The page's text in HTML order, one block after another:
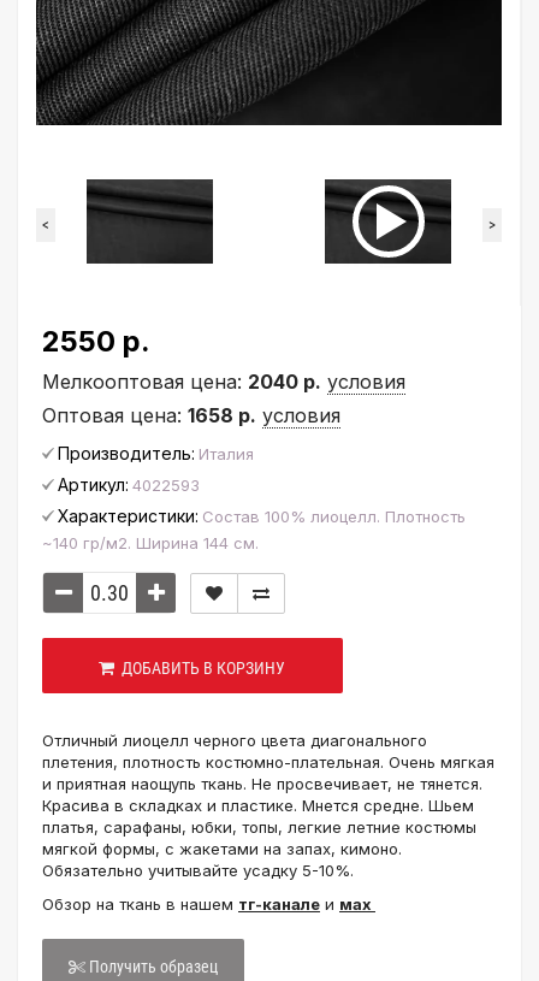
< >
2550 р.
Мелкооптовая цена: 2040 р. условия
Оптовая цена: 1658 р. условия
Производитель: Италия
Артикул: 4022593
Характеристики: Состав 100% лиоцелл. Плотность
~140 гр/м2. Ширина 144 см.
ДОБАВИТЬ В КОРЗИНУ
Отличный лиоцелл черного цвета диагонального
плетения, плотность костюмно-плательная. Очень мягкая
и приятная наощупь ткань. Не просвечивает, не тянется.
Красива в складках и пластике. Мнется средне. Шьем
платья, сарафаны, юбки, топы, легкие летние костюмы
мягкой формы, с жакетами на запах, кимоно.
Обязательно учитывайте усадку 5-10%.
Обзор на ткань в нашем тг-канале и мах
Получить образец